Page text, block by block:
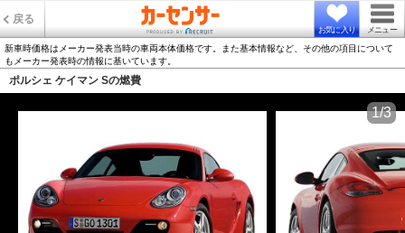
戻る
お気に入り メニュー
新車時価格はメーカー発表当時の車両本体価格です。また基本情報など、その他の項目について
もメーカー発表時の情報に基いています。
ポルシェ ケイマン Sの燃費
1/3